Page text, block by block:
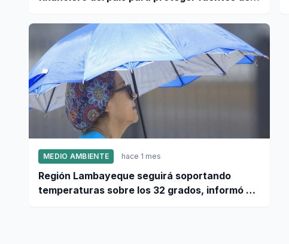
MEDIO AMBIENTE hace 1 mes
Región Lambayeque seguirá soportando
temperaturas sobre los 32 grados, informó el